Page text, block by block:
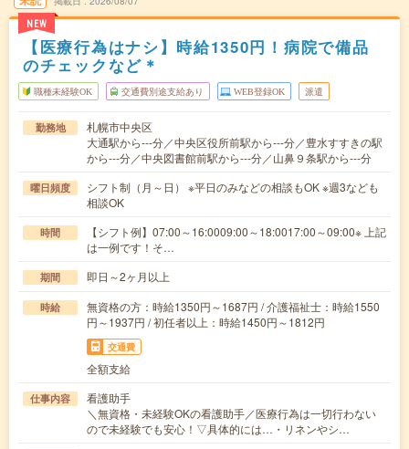
NEW
【医療行為はナシ】時給1350円！病院で備品
のチェックなど＊
職種未経験OK 交通費別途支給あり WEB登録OK 派遣
勤務地
札幌市中央区
大通駅から---分／中央区役所前駅から---分／豊水すすきの駅
から---分／中央図書館前駅から---分／山鼻９条駅から---分
曜日頻度
シフト制（月～日） ※平日のみなどの相談もOK ※週3なども
相談OK
時間
【シフト例】07:00～16:0009:00～18:0017:00～09:00※ 上記
は一例です！そ…
期間 即日～2ヶ月以上
時給
無資格の方：時給1350円～1687円 / 介護福祉士：時給1550
円～1937円 / 初任者以上：時給1450円～1812円
交通費
全額支給
仕事内容
看護助手
＼無資格・未経験OKの看護助手／医療行為は一切行わない
ので未経験でも安心！▽具体的には…・リネンやシ…